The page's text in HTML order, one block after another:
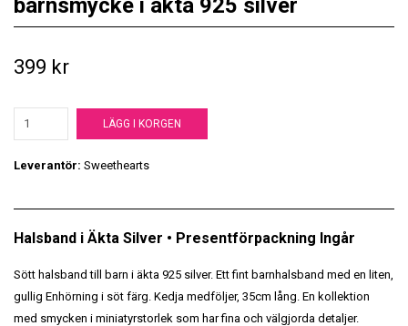
399 kr
LÄGG I KORGEN
Leverantör: Sweethearts
Halsband i Äkta Silver • Presentförpackning Ingår
Sött halsband till barn i äkta 925 silver. Ett fint barnhalsband med en liten,
gullig Enhörning i söt färg. Kedja medföljer, 35cm lång. En kollektion
med smycken i miniatyrstorlek som har fina och välgjorda detaljer.